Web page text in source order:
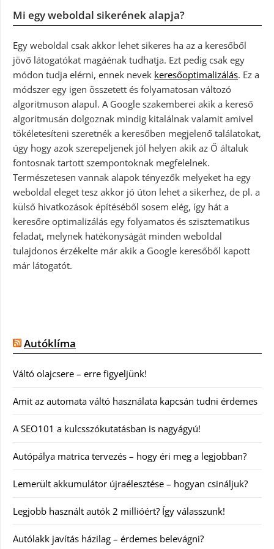
Mi egy weboldal sikerének alapja?
Egy weboldal csak akkor lehet sikeres ha az a keresőből
jövő látogatókat magáénak tudhatja. Ezt pedig csak egy
módon tudja elérni, ennek nevek keresőoptimalizálás. Ez a
módszer egy igen összetett és folyamatosan változó
algoritmuson alapul. A Google szakemberei akik a kereső
algoritmusán dolgoznak mindig kitalálnak valamit amivel
tökéletesíteni szeretnék a keresőben megjelenő találatokat,
úgy hogy azok szerepeljenek jól helyen akik az Ő általuk
fontosnak tartott szempontoknak megfelelnek.
Természetesen vannak alapok tényezők melyeket ha egy
weboldal eleget tesz akkor jó úton lehet a sikerhez, de pl. a
külső hivatkozások építéséből sosem elég, így hát a
keresőre optimalizálás egy folyamatos és szisztematikus
feladat, melynek hatékonyságát minden weboldal
tulajdonos érzékelte már akik a Google keresőből kapott
már látogatót.
Autóklíma
Váltó olajcsere – erre figyeljünk!
Amit az automata váltó használata kapcsán tudni érdemes
A SEO101 a kulcsszókutatásban is nagyágyú!
Autópálya matrica tervezés – hogy éri meg a legjobban?
Lemerült akkumulátor újraélesztése – hogyan csináljuk?
Legjobb használt autók 2 millióért? Így válasszunk!
Autólakk javítás házilag – érdemes belevágni?